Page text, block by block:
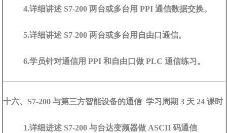
4.详细讲述 S7-200 两台或多台用 PPI 通信数据交换。
5.详细讲述 S7-200 两台或多台用自由口通信。
6.学员针对通信用 PPI 和自由口做 PLC 通信练习。
十六、S7-200 与第三方智能设备的通信 学习周期 3 天 24 课时
1.详细进述 S7-200 与台达变频器做 ASCII 码通信